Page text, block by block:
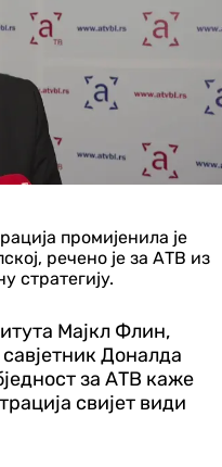
промијенила је
речено је за АТВ из
стратегију.
Мајкл Флин,
Доналда
за АТВ каже
свијет види